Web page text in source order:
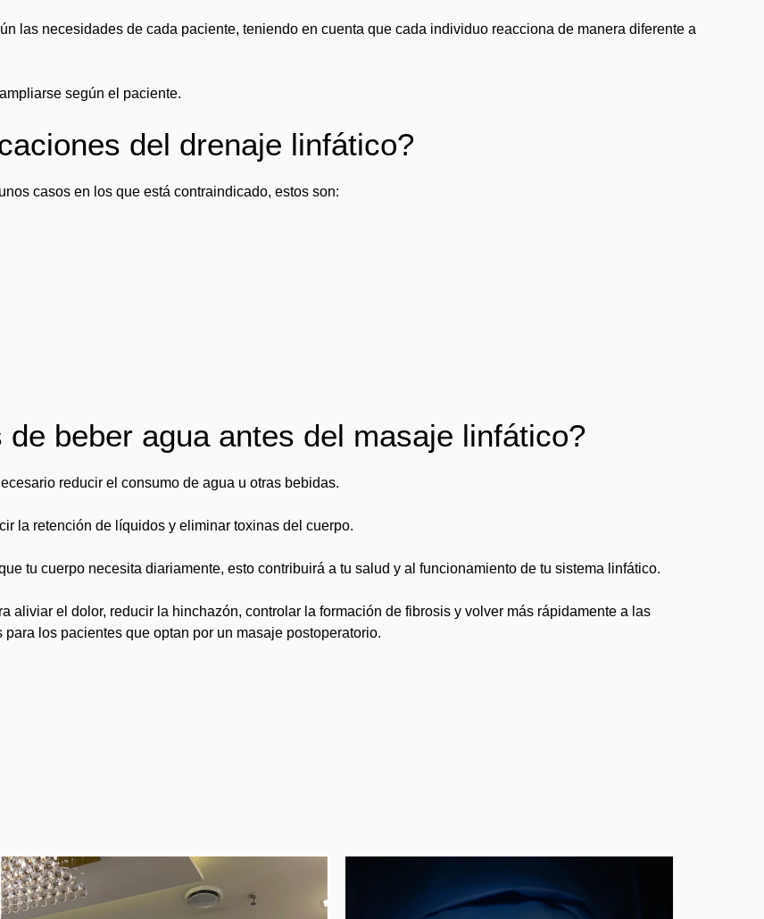
las necesidades de cada paciente, teniendo en cuenta que cada individuo reacciona de manera diferente a
según el paciente.
del drenaje linfático?
casos en los que está contraindicado, estos son:
beber agua antes del masaje linfático?
reducir el consumo de agua u otras bebidas.
la retención de líquidos y eliminar toxinas del cuerpo.
tu cuerpo necesita diariamente, esto contribuirá a tu salud y al funcionamiento de tu sistema linfático.
aliviar el dolor, reducir la hinchazón, controlar la formación de fibrosis y volver más rápidamente a las
los pacientes que optan por un masaje postoperatorio.